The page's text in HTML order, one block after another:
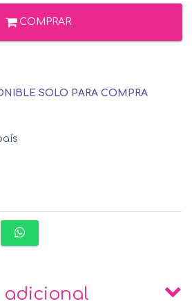
COMPRAR
SOLO PARA COMPRA
adicional